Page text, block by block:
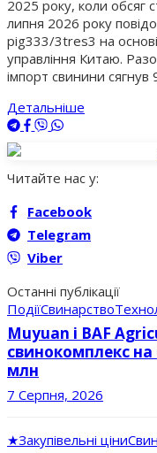
2025 року, коли обсяг
липня 2026 року
pig333/3tres3 на
управління Китаю.
імпорт свинини сягнув
Детальніше
Читайте нас у:
Facebook
Telegram
Viber
Останні публікації
ПодіїСвинарство
Muyuan і BAF
свинокомплекс на
млн
7 Серпня, 2026
★Закупівельні ціни